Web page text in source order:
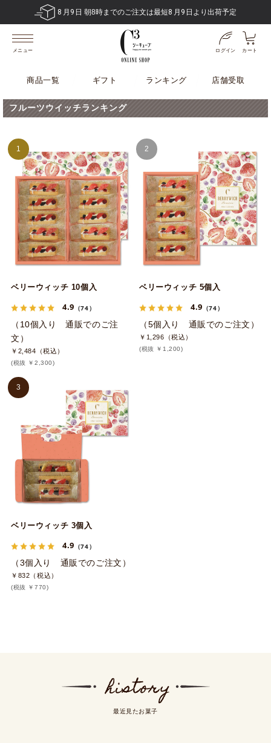
8 月 9 日 朝8時までのご注文は最短8 月 9 日より出荷予定
メニュー ログイン カート
商品一覧 ギフト ランキング 店舗受取
フルーツウイッチランキング
1
ベリーウィッチ 10個入
4.9 （74）
（10個入り 通販でのご注
文）
￥2,484（税込）
(税抜 ￥2,300)
2
ベリーウィッチ 5個入
4.9 （74）
（5個入り 通販でのご注文）
￥1,296（税込）
(税抜 ￥1,200)
3
ベリーウィッチ 3個入
4.9 （74）
（3個入り 通販でのご注文）
￥832（税込）
(税抜 ￥770)
最近見たお菓子